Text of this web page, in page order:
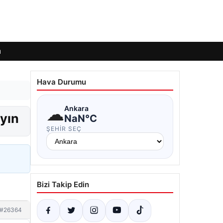
#26364
Hava Durumu
☁Ankara
NaN°C
ŞEHIR SEÇ
Bizi Takip Edin